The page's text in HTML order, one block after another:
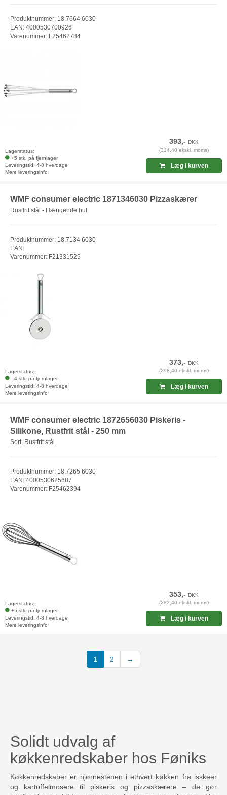
Produktnummer: 18.7664.6030
EAN: 4000530700926
Varenummer: F25462784
Lagerstatus:
+5 stk. på fjernlager
Leveringstid: 4-8 hverdage
Mere leveringsinfo
393,-DKK
(314,40 ekskl. moms)
Læg i kurven
WMF consumer electric 1871346030 Pizzaskærer
Rustfrit stål - Hængende hul
Produktnummer: 18.7134.6030
EAN:
Varenummer: F21331525
Lagerstatus:
4 stk. på fjernlager
Leveringstid: 4-8 hverdage
Mere leveringsinfo
373,-DKK
(298,40 ekskl. moms)
Læg i kurven
WMF consumer electric 1872656030 Piskeris -
Silikone, Rustfrit stål - 250 mm
Sort, Rustfrit stål
Produktnummer: 18.7265.6030
EAN: 4000530625687
Varenummer: F25462394
Lagerstatus:
+5 stk. på fjernlager
Leveringstid: 4-8 hverdage
Mere leveringsinfo
353,-DKK
(282,40 ekskl. moms)
Læg i kurven
1 (current)
2 →
Solidt udvalg af
køkkenredskaber hos Føniks
Køkkenredskaber er hjørnestenen i ethvert køkken fra isskeer
og kartoffelmosere til piskeris og pizzaskærere – de gør